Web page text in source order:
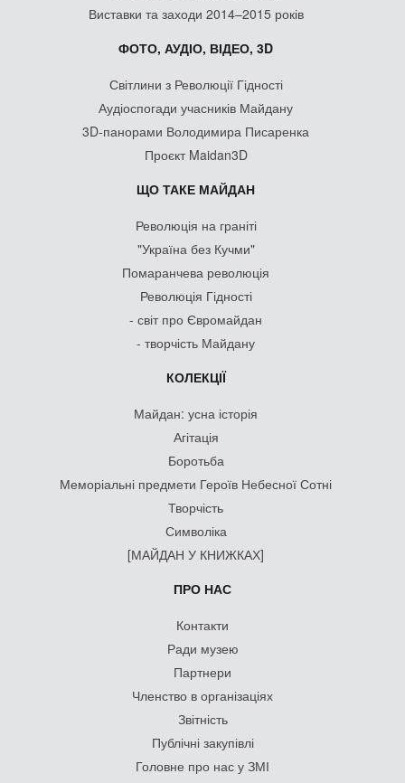
Виставки та заходи 2014–2015 років
ФОТО, АУДІО, ВІДЕО, 3D
Світлини з Революції Гідності
Аудіоспогади учасників Майдану
3D-панорами Володимира Писаренка
Проєкт Maidan3D
ЩО ТАКЕ МАЙДАН
Революція на граніті
"Україна без Кучми"
Помаранчева революція
Революція Гідності
- світ про Євромайдан
- творчість Майдану
КОЛЕКЦІЇ
Майдан: усна історія
Агітація
Боротьба
Меморіальні предмети Героїв Небесної Сотні
Творчість
Символіка
[МАЙДАН У КНИЖКАХ]
ПРО НАС
Контакти
Ради музею
Партнери
Членство в організаціях
Звітність
Публічні закупівлі
Головне про нас у ЗМІ